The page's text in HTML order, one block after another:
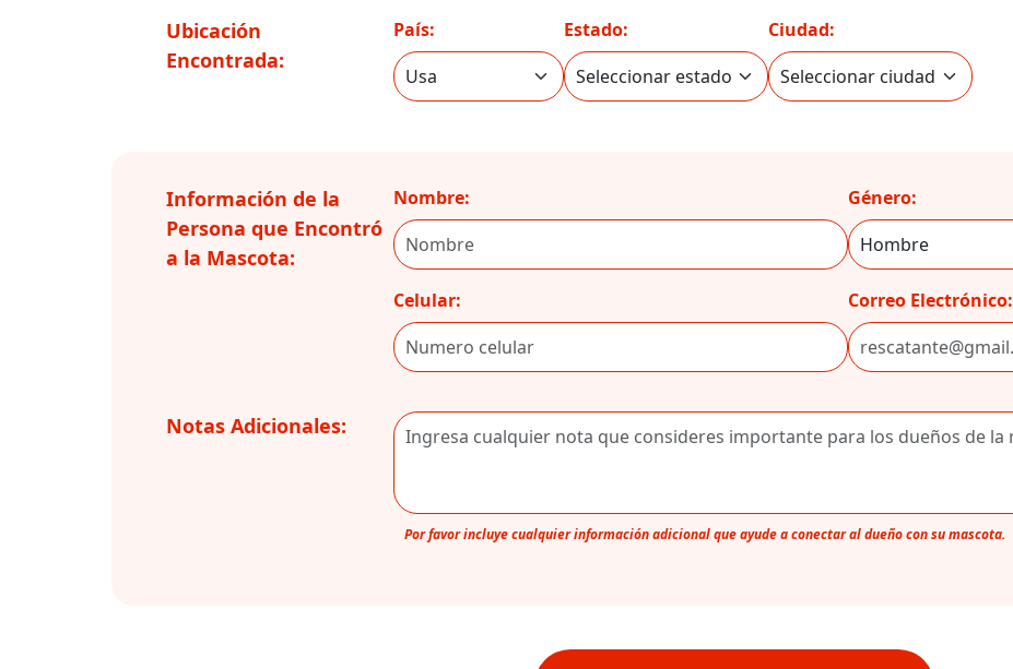
Ubicación
Encontrada:
País: Estado: Ciudad:
Información de la
Persona que Encontró
a la Mascota:
Nombre:
Celular:
Género:
Correo Electrónico:
Notas Adicionales:
Por favor incluye cualquier información adicional que ayude a conectar al dueño con su mascota.